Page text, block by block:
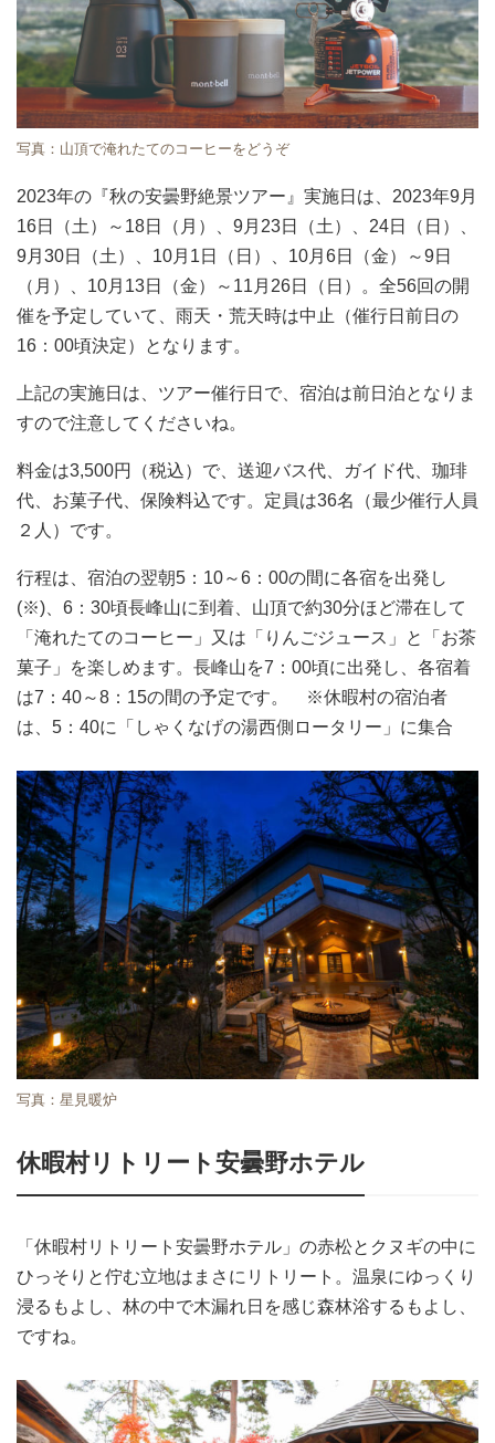
写真：山頂で淹れたてのコーヒーをどうぞ
2023年の『秋の安曇野絶景ツアー』実施日は、2023年9月
16日（土）～18日（月）、9月23日（土）、24日（日）、
9月30日（土）、10月1日（日）、10月6日（金）～9日
（月）、10月13日（金）～11月26日（日）。全56回の開
催を予定していて、雨天・荒天時は中止（催行日前日の
16：00頃決定）となります。
上記の実施日は、ツアー催行日で、宿泊は前日泊となりま
すので注意してくださいね。
料金は3,500円（税込）で、送迎バス代、ガイド代、珈琲
代、お菓子代、保険料込です。定員は36名（最少催行人員
２人）です。
行程は、宿泊の翌朝5：10～6：00の間に各宿を出発し
(※)、6：30頃長峰山に到着、山頂で約30分ほど滞在して
「淹れたてのコーヒー」又は「りんごジュース」と「お茶
菓子」を楽しめます。長峰山を7：00頃に出発し、各宿着
は7：40～8：15の間の予定です。 ※休暇村の宿泊者
は、5：40に「しゃくなげの湯西側ロータリー」に集合
写真：星見暖炉
休暇村リトリート安曇野ホテル
「休暇村リトリート安曇野ホテル」の赤松とクヌギの中に
ひっそりと佇む立地はまさにリトリート。温泉にゆっくり
浸るもよし、林の中で木漏れ日を感じ森林浴するもよし、
ですね。